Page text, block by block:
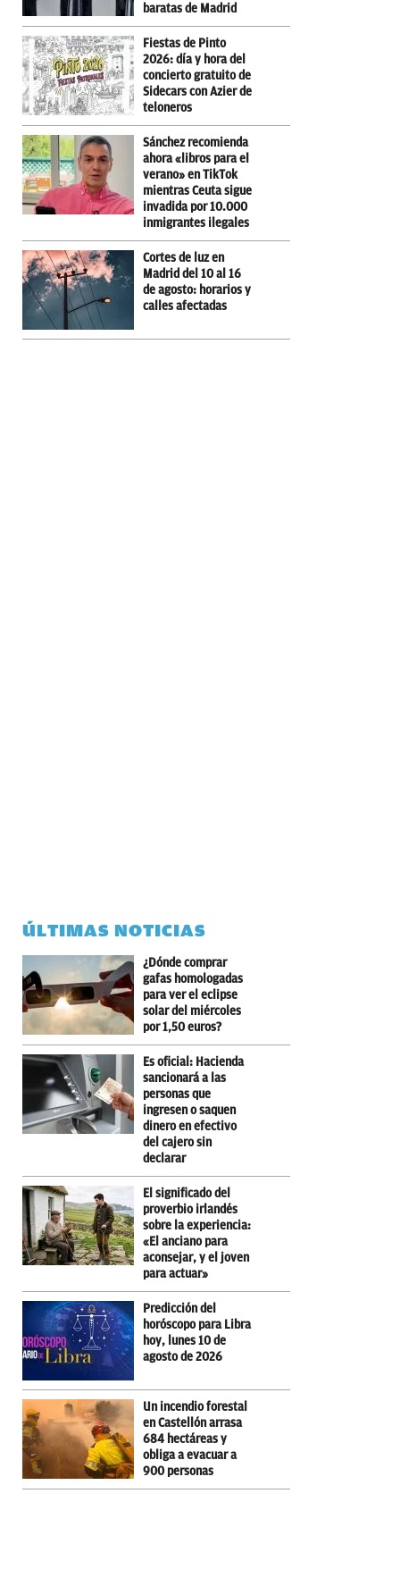
baratas de Madrid
Fiestas de Pinto
2026: día y hora del
concierto gratuito de
Sidecars con Azier de
teloneros
Sánchez recomienda
ahora «libros para el
verano» en TikTok
mientras Ceuta sigue
invadida por 10.000
inmigrantes ilegales
Cortes de luz en
Madrid del 10 al 16
de agosto: horarios y
calles afectadas
ÚLTIMAS NOTICIAS
¿Dónde comprar
gafas homologadas
para ver el eclipse
solar del miércoles
por 1,50 euros?
Es oficial: Hacienda
sancionará a las
personas que
ingresen o saquen
dinero en efectivo
del cajero sin
declarar
El significado del
proverbio irlandés
sobre la experiencia:
«El anciano para
aconsejar, y el joven
para actuar»
Predicción del
horóscopo para Libra
hoy, lunes 10 de
agosto de 2026
Un incendio forestal
en Castellón arrasa
684 hectáreas y
obliga a evacuar a
900 personas